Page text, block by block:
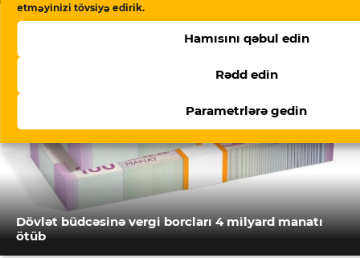
etməyinizi tövsiyə edirik.
Hamısını qəbul edin
Rədd edin
Parametrlərə gedin
Dövlət büdcəsinə vergi borcları 4 milyard manatı
ötüb